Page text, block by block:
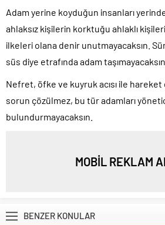
Adam yerine koyduğun insanları
ahlaksız kişilerin korktuğu ahlaklı
ilkeleri olana denir unutmayacaksın.
süs diye etrafında adam taşımayacaksın.
Nefret, öfke ve kuyruk acısı ile hareket
sorun çözülmez, bu tür adamları
bulundurmayacaksın.
MOBİL REKLAM
BENZER KONULAR